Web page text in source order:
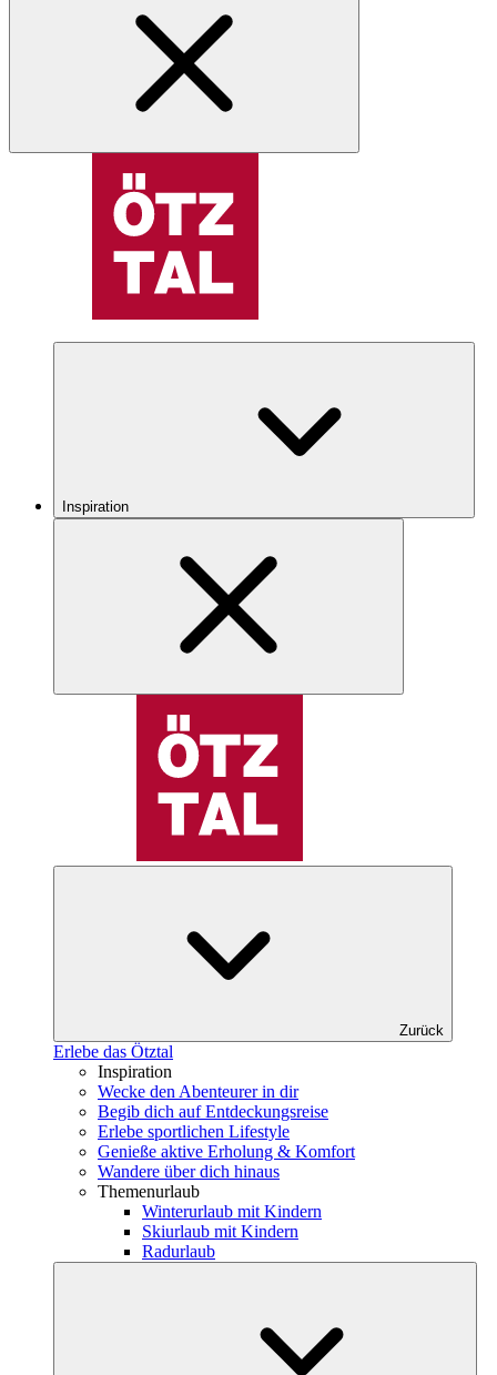
Inspiration
Zurück
Erlebe das Ötztal
Inspiration
Wecke den Abenteurer in dir
Begib dich auf Entdeckungsreise
Erlebe sportlichen Lifestyle
Genieße aktive Erholung & Komfort
Wandere über dich hinaus
Themenurlaub
Winterurlaub mit Kindern
Skiurlaub mit Kindern
Radurlaub